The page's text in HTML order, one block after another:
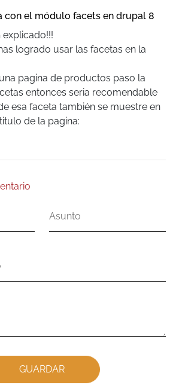
con el módulo facets en drupal 8
explicado!!!
logrado usar las facetas en la
pagina de productos paso la
entonces seria recomendable
esa faceta también se muestre en
de la pagina: